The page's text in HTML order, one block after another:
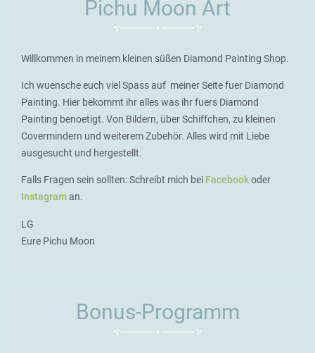
Pichu Moon Art
Willkommen in meinem kleinen süßen Diamond Painting Shop.
Ich wuensche euch viel Spass auf meiner Seite fuer Diamond
Painting. Hier bekommt ihr alles was ihr fuers Diamond
Painting benoetigt. Von Bildern, über Schiffchen, zu kleinen
Covermindern und weiterem Zubehör. Alles wird mit Liebe
ausgesucht und hergestellt.
Falls Fragen sein sollten: Schreibt mich bei Facebookoder
Instagraman.
LG
Eure Pichu Moon
Bonus-Programm